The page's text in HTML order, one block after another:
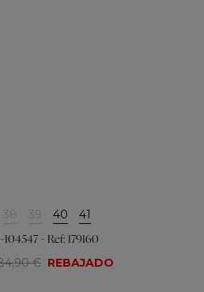
38 39 40 41
- Ref: 179160
€ REBAJADO